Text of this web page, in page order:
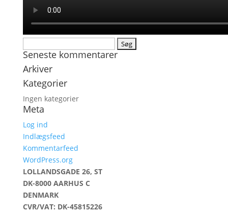
efter:
Seneste kommentarer
Arkiver
Kategorier
Ingen kategorier
Meta
Log ind
Indlægsfeed
Kommentarfeed
WordPress.org
LOLLANDSGADE 26, ST
DK-8000 AARHUS C
DENMARK
CVR/VAT: DK-45815226